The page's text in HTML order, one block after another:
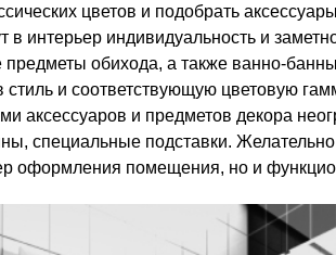
цветов и подобрать
в интерьер индивидуальность и
предметы обихода, а также ванно-
стиль и соответствующую цветовую
аксессуаров и предметов декора
специальные подставки.
оформления помещения, но и